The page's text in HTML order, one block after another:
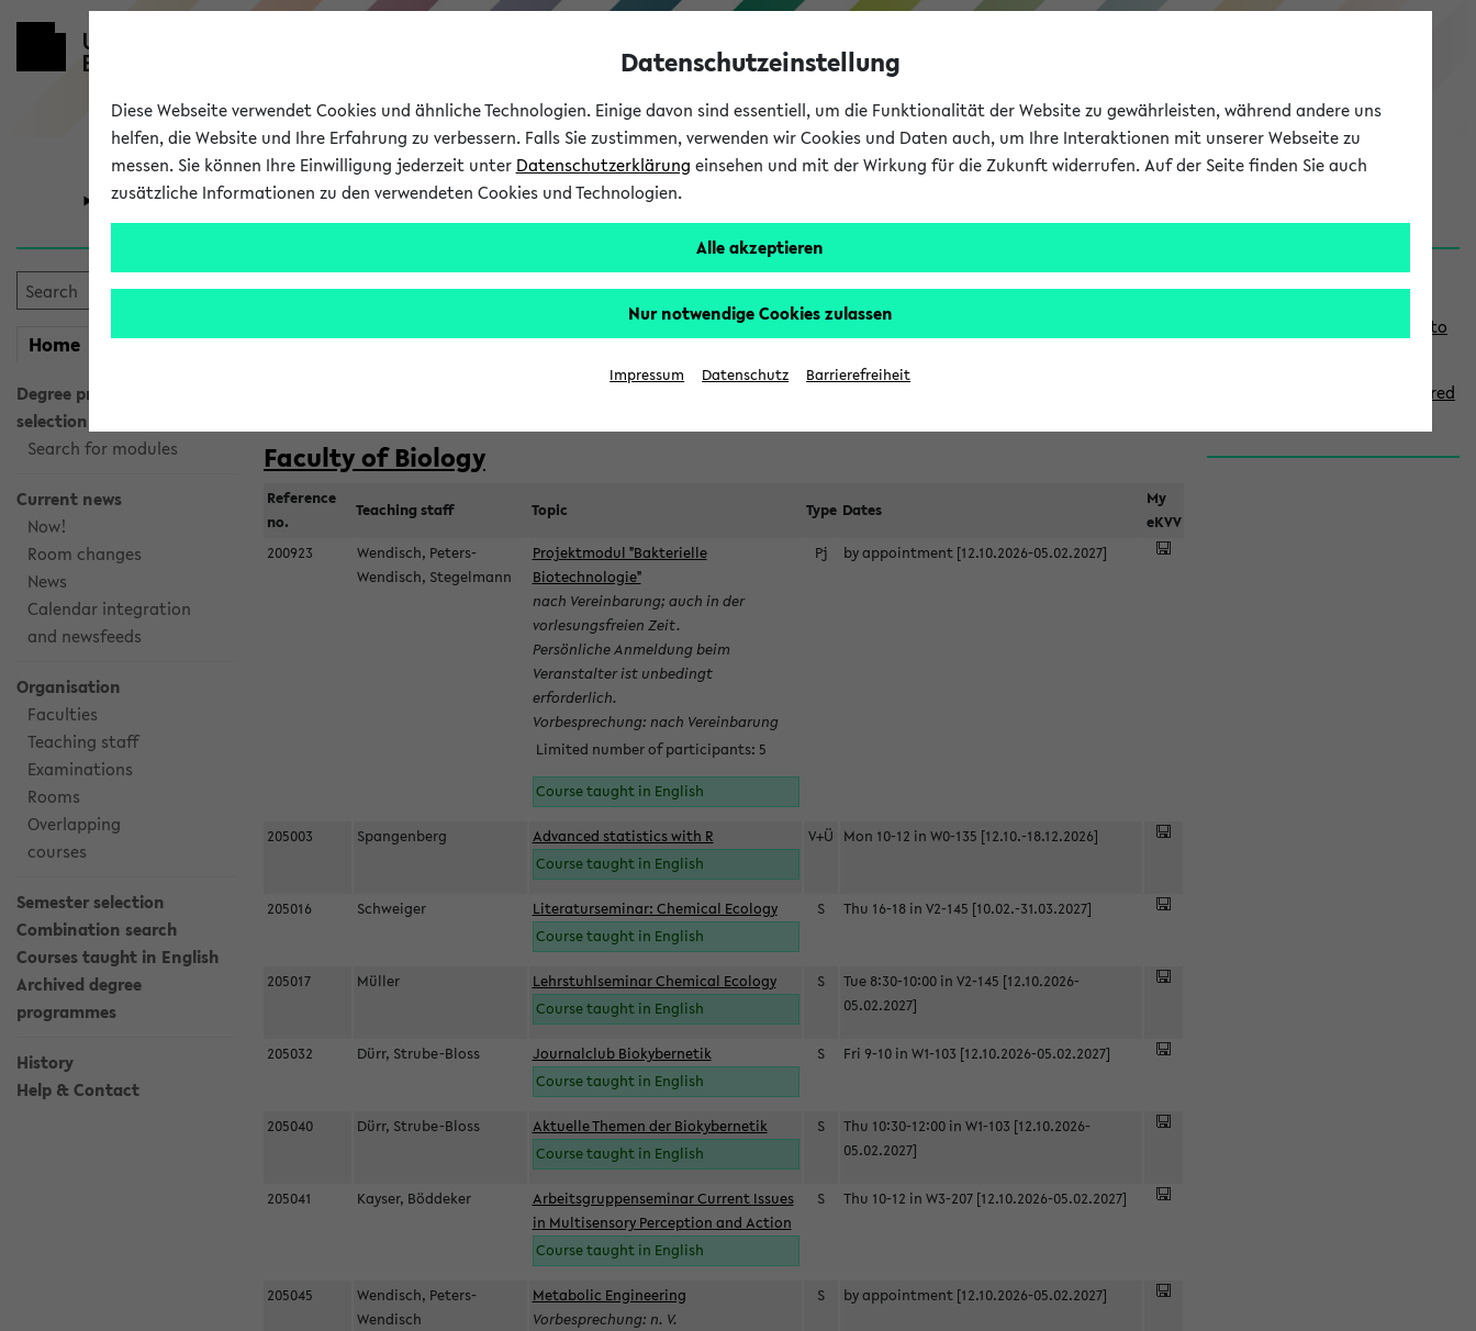
eKVV
University Research Studies
Home myeKVV
Degree programme
selection
Search for modules
Current news
Now!
Room changes
News
Calendar integration
and newsfeeds
Organisation
Faculties
Teaching staff
Examinations
Rooms
Overlapping
courses
Semester selection
Combination search
Courses taught in English
Archived degree
programmes
History
Help & Contact
Courses taught in English
Semester:
Faculty of Biology
Reference
no.
Teaching staff Topic Type Dates
My
eKVV
200923
Wendisch, Peters-
Wendisch, Stegelmann
Projektmodul "Bakterielle
Biotechnologie"
nach Vereinbarung; auch in der
vorlesungsfreien Zeit.
Persönliche Anmeldung beim
Veranstalter ist unbedingt
erforderlich.
Vorbesprechung: nach Vereinbarung
Limited number of participants: 5
Course taught in English
Pj by appointment [12.10.2026-05.02.2027]
205003 Spangenberg
Advanced statistics with R
Course taught in English
V+Ü Mon 10-12 in W0-135 [12.10.-18.12.2026]
205016 Schweiger
Literaturseminar: Chemical Ecology
Course taught in English
S Thu 16-18 in V2-145 [10.02.-31.03.2027]
205017 Müller
Lehrstuhlseminar Chemical Ecology
Course taught in English
S
Tue 8:30-10:00 in V2-145 [12.10.2026-
05.02.2027]
205032 Dürr, Strube-Bloss
Journalclub Biokybernetik
Course taught in English
S Fri 9-10 in W1-103 [12.10.2026-05.02.2027]
205040 Dürr, Strube-Bloss
Aktuelle Themen der Biokybernetik
Course taught in English
S
Thu 10:30-12:00 in W1-103 [12.10.2026-
05.02.2027]
205041 Kayser, Böddeker
Arbeitsgruppenseminar Current Issues
in Multisensory Perception and Action
Course taught in English
S Thu 10-12 in W3-207 [12.10.2026-05.02.2027]
205045
Wendisch, Peters-
Wendisch
Metabolic Engineering
Vorbesprechung: n. V.
S by appointment [12.10.2026-05.02.2027]
S
d
Links
Use the combination search to
How to indicate courses offered
Datenschutzeinstellung
Diese Webseite verwendet Cookies und ähnliche Technologien. Einige davon sind essentiell, um die Funktionalität der Website zu gewährleisten, während andere uns
helfen, die Website und Ihre Erfahrung zu verbessern. Falls Sie zustimmen, verwenden wir Cookies und Daten auch, um Ihre Interaktionen mit unserer Webseite zu
messen. Sie können Ihre Einwilligung jederzeit unter Datenschutzerklärung einsehen und mit der Wirkung für die Zukunft widerrufen. Auf der Seite finden Sie auch
zusätzliche Informationen zu den verwendeten Cookies und Technologien.
Alle akzeptieren
Nur notwendige Cookies zulassen
Impressum Datenschutz Barrierefreiheit